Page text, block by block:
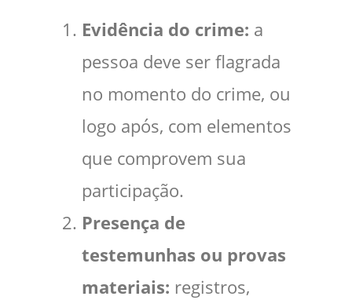
Evidência do crime: a
pessoa deve ser flagrada
no momento do crime, ou
logo após, com elementos
que comprovem sua
participação.
Presença de
testemunhas ou provas
materiais: registros,